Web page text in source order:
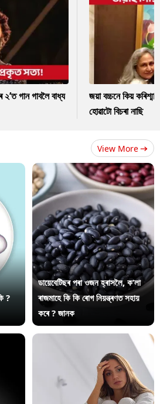
গান গাবলৈ বাধ্য
জয়া বচ্চনে কিয়
হোৱাটো বিচৰা নাছি
View More
?
ডায়েবেটিছৰ পৰা ওজন হ্ৰাসলৈ, ক’লা
ৰাজমাহে কি কি ৰোগ নিয়ন্ত্ৰণত সহায়
কৰে ? জানক